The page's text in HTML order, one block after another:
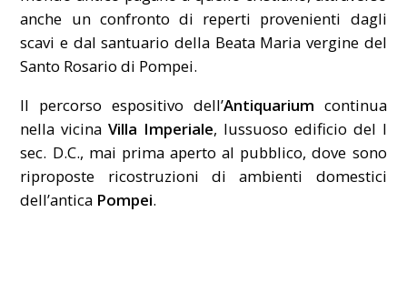
anche un confronto di reperti provenienti dagli
scavi e dal santuario della Beata Maria vergine del
Santo Rosario di Pompei.
Il percorso espositivo dell’Antiquarium continua
nella vicinaVilla Imperiale, lussuoso edificio del I
sec. D.C., mai prima aperto al pubblico, dove sono
riproposte ricostruzioni di ambienti domestici
dell’antica Pompei.